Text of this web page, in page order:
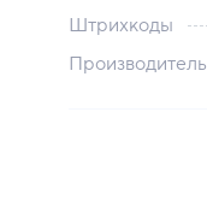
Штрихкоды
Производитель